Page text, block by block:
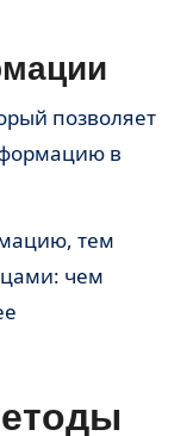
позволяет
в
тем
чем